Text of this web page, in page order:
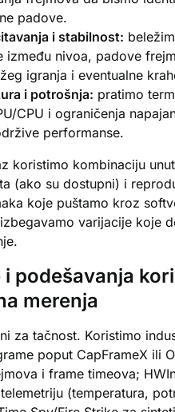
padove.
i stabilnost:
između nivoa, padove
igranja i eventualne
i potrošnja: pratimo
CPU i ograničenja
performanse.
koristimo kombinaciju
(ako su dostupni) i
koje puštamo kroz
varijacije koje
i podešavanja
merenja
za tačnost. Koristimo
poput CapFrameX ili
i frame timeova;
(temperatura,